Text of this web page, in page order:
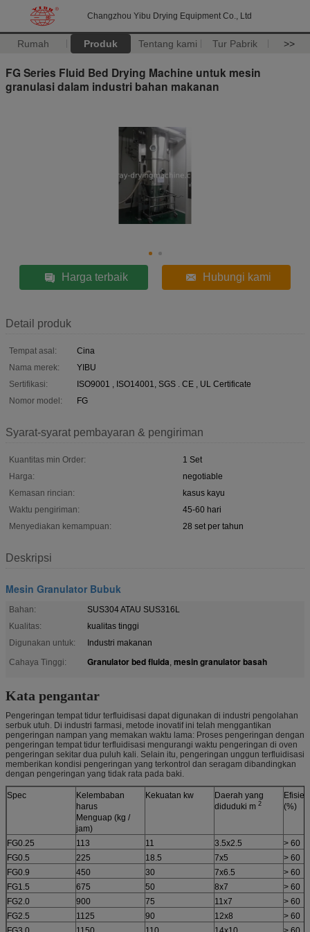
Changzhou Yibu Drying Equipment Co., Ltd
Rumah Produk Tentang kami Tur Pabrik >>
FG Series Fluid Bed Drying Machine untuk mesin
granulasi dalam industri bahan makanan
Harga terbaik Hubungi kami
Detail produk
Tempat asal:
Cina
Nama merek:
YIBU
Sertifikasi:
ISO9001 , ISO14001, SGS . CE , UL Certificate
Nomor model:
FG
Syarat-syarat pembayaran & pengiriman
Kuantitas min Order:
1 Set
Harga:
negotiable
Kemasan rincian:
kasus kayu
Waktu pengiriman:
45-60 hari
Menyediakan kemampuan:
28 set per tahun
Deskripsi
Mesin Granulator Bubuk
Bahan:
SUS304 ATAU SUS316L
Kualitas:
kualitas tinggi
Digunakan untuk:
Industri makanan
Cahaya Tinggi:
Granulator bed fluida, mesin granulator basah
Kata pengantar
Pengeringan tempat tidur terfluidisasi dapat digunakan di industri pengolahan
serbuk utuh. Di industri farmasi, metode inovatif ini telah menggantikan
pengeringan nampan yang memakan waktu lama: Proses pengeringan dengan
pengeringan tempat tidur terfluidisasi mengurangi waktu pengeringan di oven
pengeringan sekitar dua puluh kali. Selain itu, pengeringan unggun terfluidisasi
memberikan kondisi pengeringan yang terkontrol dan seragam dibandingkan
dengan pengeringan yang tidak rata pada baki.
Spec
Kelembaban
harus
Menguap (kg /
jam)
Kekuatan kw
Daerah yang
diduduki m 2
(%)
FG0.25 113 11 3.5x2.5
> 60
FG0.5
225 18.5 7x5
> 60
FG0.9
450 30 7x6.5
> 60
FG1.5
675 50 8x7
> 60
FG2.0
900 75 11x7
> 60
FG2.5
1125 90 12x8
> 60